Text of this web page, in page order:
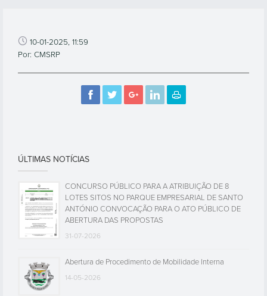
10-01-2025, 11:59
Por: CMSRP
ÚLTIMAS NOTÍCIAS
CONCURSO PÚBLICO PARA A ATRIBUIÇÃO DE 8
LOTES SITOS NO PARQUE EMPRESARIAL DE SANTO
ANTÓNIO CONVOCAÇÃO PARA O ATO PÚBLICO DE
ABERTURA DAS PROPOSTAS
31-07-2026
Abertura de Procedimento de Mobilidade Interna
14-05-2026